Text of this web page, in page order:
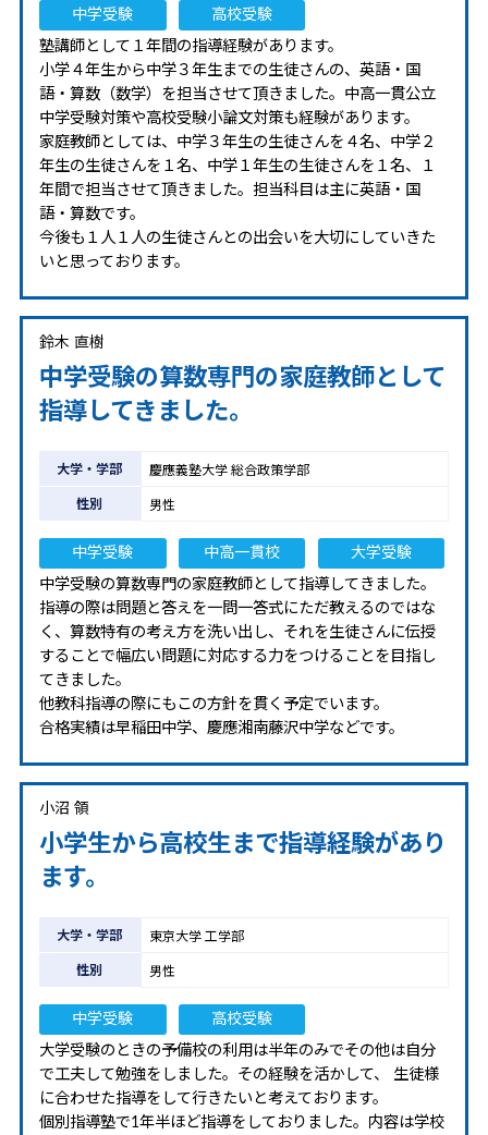
中学受験 高校受験
塾講師として１年間の指導経験があります。
小学４年生から中学３年生までの生徒さんの、英語・国
語・算数（数学）を担当させて頂きました。中高一貫公立
中学受験対策や高校受験小論文対策も経験があります。
家庭教師としては、中学３年生の生徒さんを４名、中学２
年生の生徒さんを１名、中学１年生の生徒さんを１名、１
年間で担当させて頂きました。担当科目は主に英語・国
語・算数です。
今後も１人１人の生徒さんとの出会いを大切にしていきた
いと思っております。
鈴木 直樹
中学受験の算数専門の家庭教師として
指導してきました。
大学・学部 慶應義塾大学 総合政策学部
性別 男性
中学受験 中高一貫校 大学受験
中学受験の算数専門の家庭教師として指導してきました。
指導の際は問題と答えを一問一答式にただ教えるのではな
く、算数特有の考え方を洗い出し、それを生徒さんに伝授
することで幅広い問題に対応する力をつけることを目指し
てきました。
他教科指導の際にもこの方針を貫く予定でいます。
合格実績は早稲田中学、慶應湘南藤沢中学などです。
小沼 領
小学生から高校生まで指導経験があり
ます。
大学・学部 東京大学 工学部
性別 男性
中学受験 高校受験
大学受験のときの予備校の利用は半年のみでその他は自分
で工夫して勉強をしました。その経験を活かして、 生徒様
に合わせた指導をして行きたいと考えております。
個別指導塾で1年半ほど指導をしておりました。内容は学校